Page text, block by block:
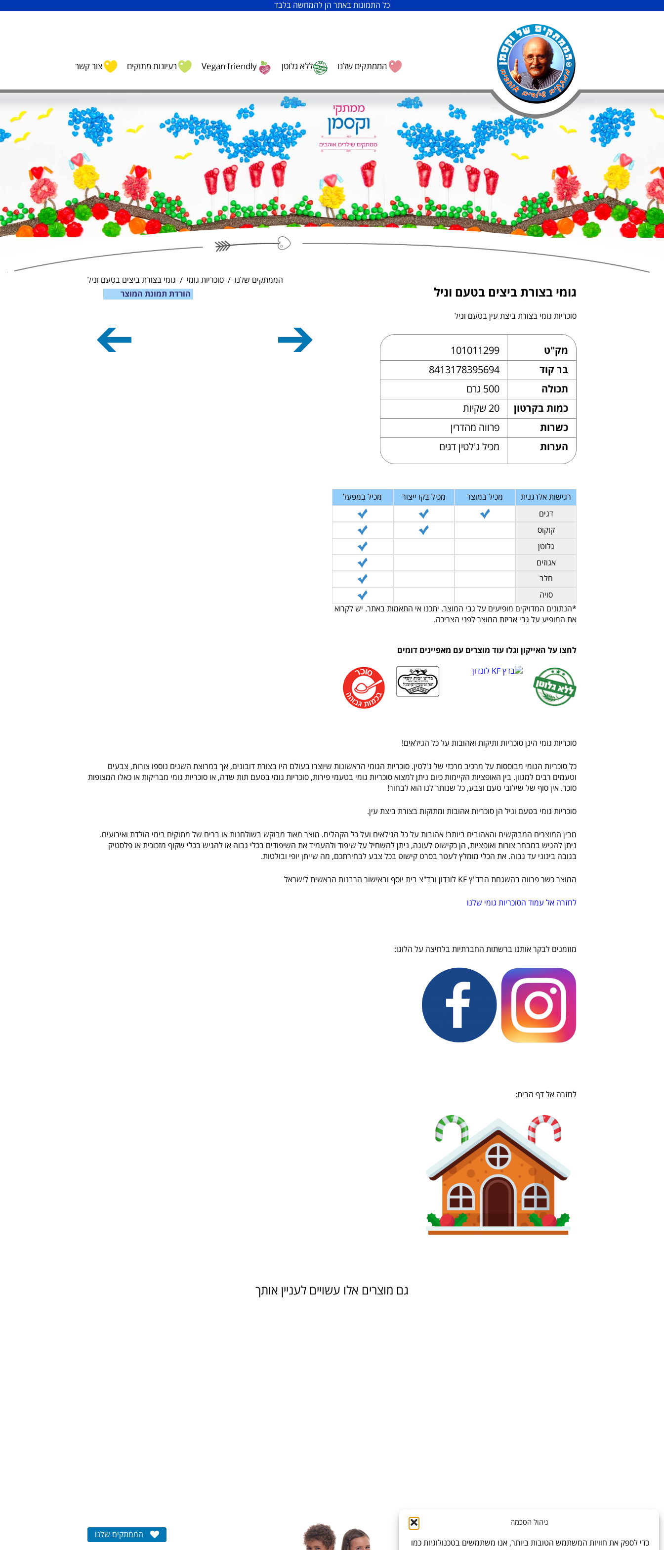
ניהול הסכמה
כדי לספק את חוויות המשתמש הטובות ביותר, אנו משתמשים בטכנולוגיות כמו
כל התמונות באתר הן להמחשה בלבד
הממתקים שלנו ללא גלוטן Vegan friendly רעיונות מתוקים צור קשר
הממתקים שלנו סוכריות גומי גומי בצורת ביצים בטעם וניל
גומי בצורת ביצים בטעם וניל הורדת תמונת המוצר
סוכריות גומי בצורת ביצת עין בטעם וניל
מק"ט 101011299
בר קוד 8413178395694
תכולה 500 גרם
כמות בקרטון 20 שקיות
כשרות פרווה מהדרין
הערות מכיל ג'לטין דגים
רגישות אלרגנית מכיל במוצר מכיל בקו ייצור
מכיל במפעל
דגים
קוקוס
גלוטן
אגוזים
חלב
סויה
*הנתונים המדויקים מופיעים על גבי המוצר. יתכנו אי התאמות באתר. יש לקרוא
את המופיע על גבי אריזת המוצר לפני הצריכה.
לחצו על האייקון וגלו עוד מוצרים עם מאפיינים דומים
סוכריות גומי הינן סוכריות ותיקות ואהובות על כל הגילאים!
כל סוכריות הגומי מבוססות על מרכיב מרכזי של ג'לטין. סוכריות הגומי הראשונות שיוצרו בעולם היו בצורת דובונים, אך במרוצת השנים נוספו צורות, צבעים
וטעמים רבים למגוון. בין האופציות הקיימות כיום ניתן למצוא סוכריות גומי בטעמי פירות, סוכריות גומי בטעם תות שדה, או סוכריות גומי מבריקות או כאלו המצופות
סוכר. אין סוף של שילובי טעם וצבע, כל שנותר לנו הוא לבחור!
סוכריות גומי בטעם וניל הן סוכריות אהובות ומתוקות בצורת ביצת עין.
מבין המוצרים המבוקשים והאהובים ביותר! אהובות על כל הגילאים ועל כל הקהלים. מוצר מאוד מבוקש בשולחנות או ברים של מתוקים בימי הולדת ואירועים.
ניתן להגיש במבחר צורות ואופציות, הן כקישוט לעוגה, ניתן להשחיל על שיפוד ולהעמיד את השיפודים בכלי גבוה או להגיש בכלי שקוף מזכוכית או פלסטיק
בגובה בינוני עד גבוה. את הכלי מומלץ לעטר בסרט קישוט בכל צבע לבחירתכם, מה שייתן יופי ובולטות.
המוצר כשר פרווה בהשגחת הבד"ץ KF לונדון ובד"צ בית יוסף ובאישור הרבנות הראשית לישראל
לחזרה אל עמוד הסוכריות גומי שלנו
מוזמנים לבקר אותנו ברשתות החברתיות בלחיצה על הלוגו:
לחזרה אל דף הבית:
גם מוצרים אלו עשויים לעניין אותך
הממתקים שלנו